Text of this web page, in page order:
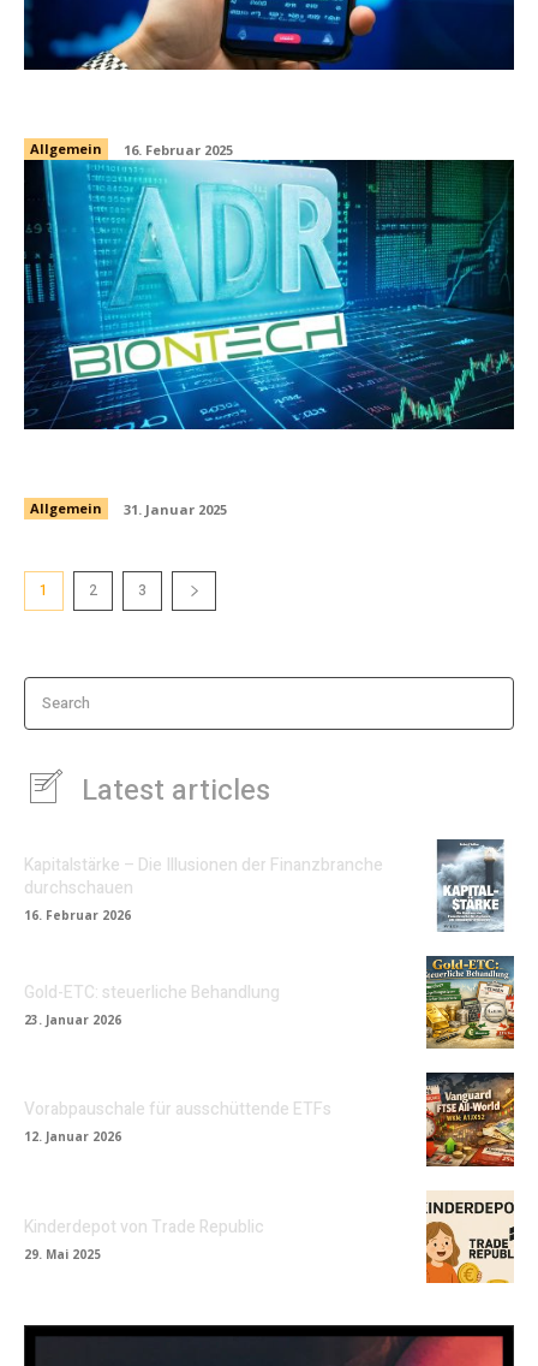
Allgemein 16. Februar 2025
Allgemein 31. Januar 2025
1 2 3
Search
Latest articles
Kapitalstärke – Die Illusionen der Finanzbranche
durchschauen
16. Februar 2026
Gold-ETC: steuerliche Behandlung
23. Januar 2026
Vorabpauschale für ausschüttende ETFs
12. Januar 2026
Kinderdepot von Trade Republic
29. Mai 2025